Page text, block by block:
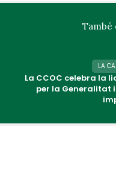
També
LA
La CCOC celebra la
per la Generalitat